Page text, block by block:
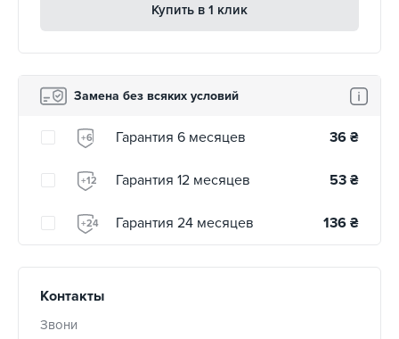
Купить в 1 клик
Замена без всяких условий
+6 Гарантия 6 месяцев 36 ₴
+12 Гарантия 12 месяцев 53 ₴
+24 Гарантия 24 месяцев 136 ₴
Контакты
Звони